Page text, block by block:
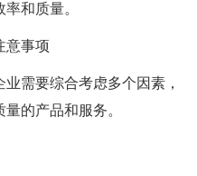
和质量。
意事项
需要综合考虑多个因素，
的产品和服务。